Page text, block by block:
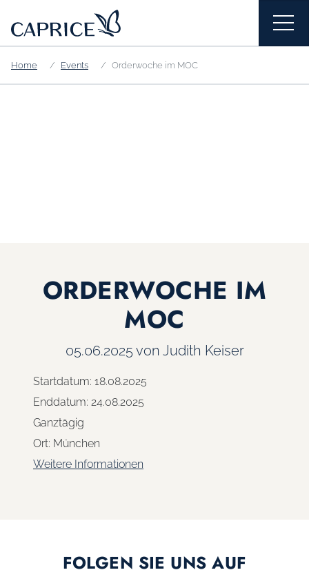
Home Events Orderwoche im MOC
ORDERWOCHE IM
MOC
05.06.2025 von Judith Keiser
Startdatum: 18.08.2025
Enddatum: 24.08.2025
Ganztägig
Ort: München
Weitere Informationen
FOLGEN SIE UNS AUF